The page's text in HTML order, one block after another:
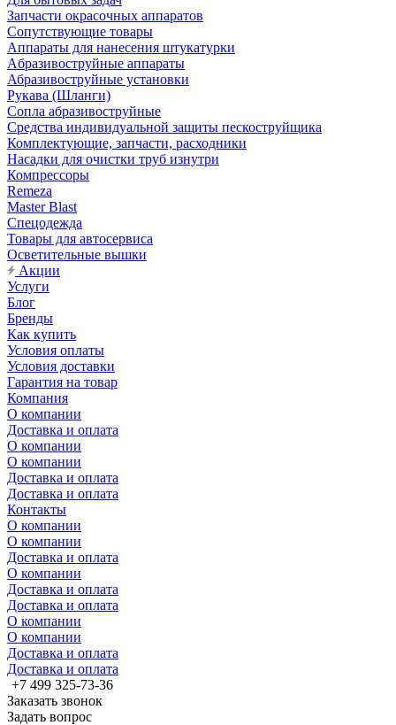
Запчасти окрасочных аппаратов
Сопутствующие товары
Аппараты для нанесения штукатурки
Aбразивоструйные аппараты
Абразивоструйные установки
Рукава (Шланги)
Сопла абразивоструйные
Средства индивидуальной защиты пескоструйщика
Комплектующие, запчасти, расходники
Насадки для очистки труб изнутри
Компрессоры
Remeza
Master Blast
Спецодежда
Товары для автосервиса
Осветительные вышки
Акции
Услуги
Блог
Бренды
Как купить
Условия оплаты
Условия доставки
Гарантия на товар
Компания
О компании
Доставка и оплата
О компании
О компании
Доставка и оплата
Доставка и оплата
Контакты
О компании
О компании
Доставка и оплата
О компании
Доставка и оплата
Доставка и оплата
О компании
О компании
Доставка и оплата
Доставка и оплата
+7 499 325-73-36
Заказать звонок
Задать вопрос